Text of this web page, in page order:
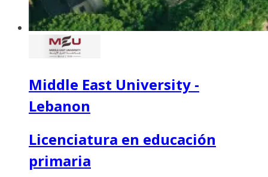
Middle East University -
Lebanon
Licenciatura en educación
primaria